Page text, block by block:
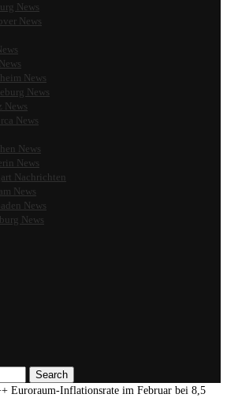
News
News
News
News
News
News
News
News
Nachrichten
News
News
News
Search
Euroraum-Inflationsrate im Februar bei 8,5